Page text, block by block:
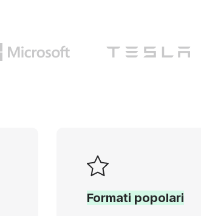
Formati popolari